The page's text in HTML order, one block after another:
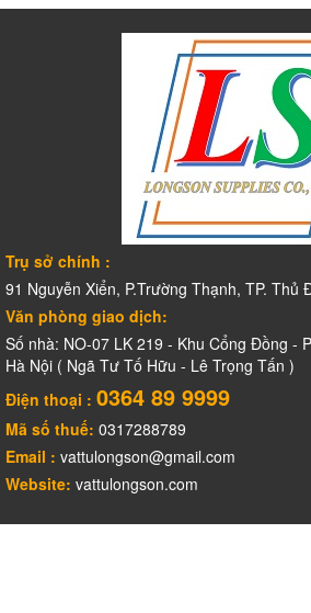
Trụ sở chính :
91 Nguyễn Xiển, P.Trường Thạnh, TP. Thủ
Văn phòng giao dịch:
Số nhà: NO-07 LK 219 - Khu Cổng Đồng -
Hà Nội ( Ngã Tư Tố Hữu - Lê Trọng Tấn )
Điện thoại : 0364 89 9999
Mã số thuế: 0317288789
Email : vattulongson@gmail.com
Website: vattulongson.com